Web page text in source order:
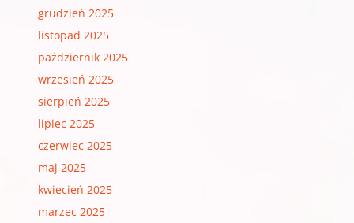
grudzień 2025
listopad 2025
październik 2025
wrzesień 2025
sierpień 2025
lipiec 2025
czerwiec 2025
maj 2025
kwiecień 2025
marzec 2025